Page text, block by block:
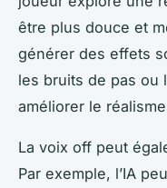
être plus douce et
générer des effets
les bruits de pas ou
améliorer le
La voix off peut
Par exemple, l’IA